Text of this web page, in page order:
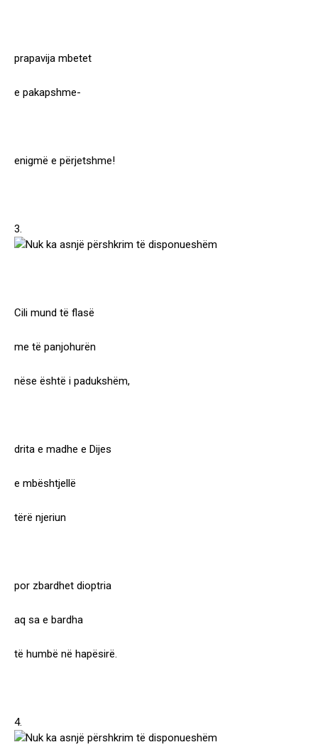
prapavija mbetet
e pakapshme-
enigmë e përjetshme!
3.
Cili mund të flasë
me të panjohurën
nëse është i padukshëm,
drita e madhe e Dijes
e mbështjellë
tërë njeriun
por zbardhet dioptria
aq sa e bardha
të humbë në hapësirë.
4.